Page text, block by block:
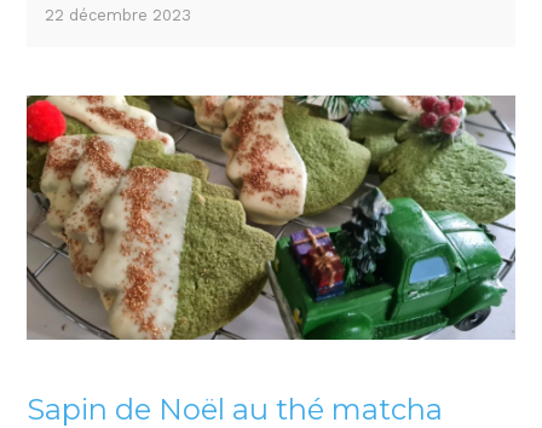
22 décembre 2023
Sapin de Noël au thé matcha